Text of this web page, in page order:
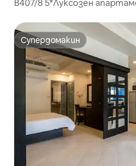
B407/8 5*Луксозен
Супердомакин
Супердомакин